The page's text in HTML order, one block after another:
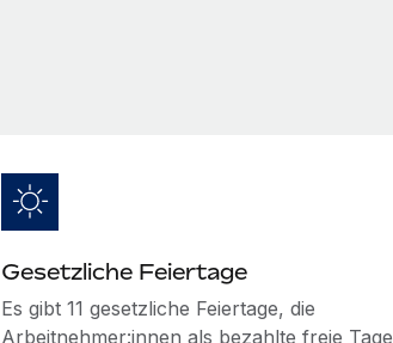
Gesetzliche Feiertage
Es gibt 11 gesetzliche Feiertage, die
Arbeitnehmer:innen als bezahlte freie Tage